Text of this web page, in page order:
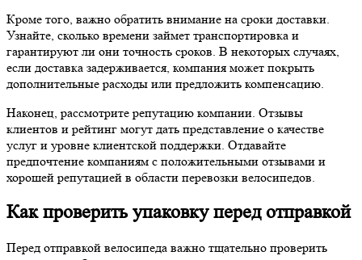
Кроме того, важно обратить внимание на сроки доставки.
Узнайте, сколько времени займет транспортировка и
гарантируют ли они точность сроков. В некоторых случаях,
если доставка задерживается, компания может покрыть
дополнительные расходы или предложить компенсацию.
Наконец, рассмотрите репутацию компании. Отзывы
клиентов и рейтинг могут дать представление о качестве
услуг и уровне клиентской поддержки. Отдавайте
предпочтение компаниям с положительными отзывами и
хорошей репутацией в области перевозки велосипедов.
Как проверить упаковку перед отправкой
Перед отправкой велосипеда важно тщательно проверить